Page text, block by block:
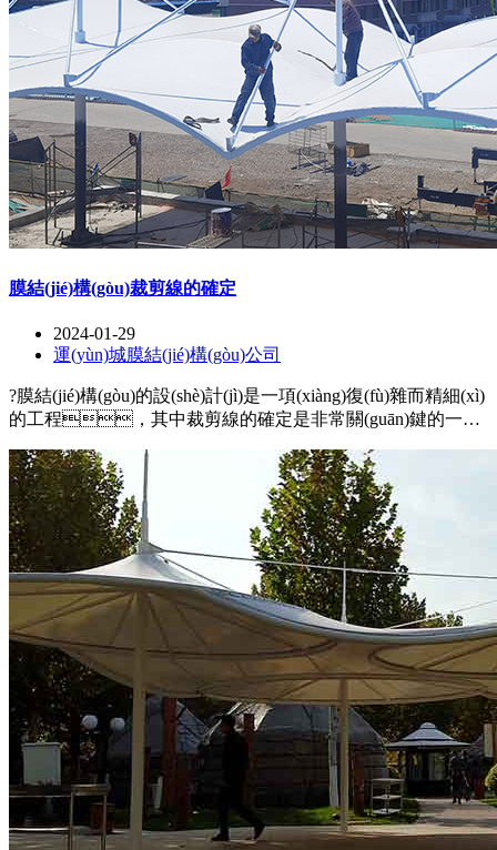
膜結(jié)構(gòu)裁剪線的確定
2024-01-29
運(yùn)城膜結(jié)構(gòu)公司
?膜結(jié)構(gòu)的設(shè)計(jì)是一項(xiàng)復(fù)雜而精細(xì)
的工程，其中裁剪線的確定是非常關(guān)鍵的一
合，同時(shí)確保結(jié)構(gòu)的穩(wěn)定性和美觀
性。